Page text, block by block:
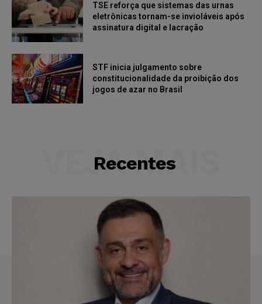
TSE reforça que sistemas das urnas
eletrônicas tornam-se invioláveis após
assinatura digital e lacração
STF inicia julgamento sobre
constitucionalidade da proibição dos
jogos de azar no Brasil
Recentes
VEJA MAIS